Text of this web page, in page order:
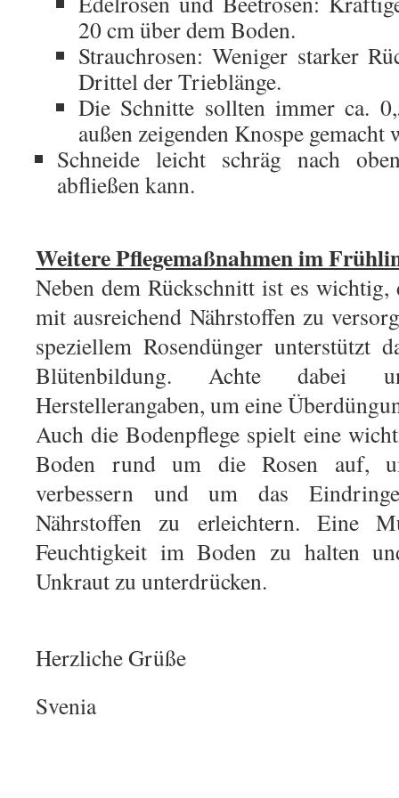
20 cm über dem Boden.
Strauchrosen: Weniger starker
Drittel der Trieblänge.
Die Schnitte sollten immer ca.
außen zeigenden Knospe gemacht
Schneide leicht schräg nach
abfließen kann.
Weitere Pflegemaßnahmen im
Neben dem Rückschnitt ist es
mit ausreichend Nährstoffen zu
speziellem Rosendünger unterstützt
Blütenbildung. Achte dabei
Herstellerangaben, um eine
Auch die Bodenpflege spielt eine
Boden rund um die Rosen auf,
verbessern und um das
Nährstoffen zu erleichtern. Eine
Feuchtigkeit im Boden zu halten
Unkraut zu unterdrücken.
Herzliche Grüße
Svenia